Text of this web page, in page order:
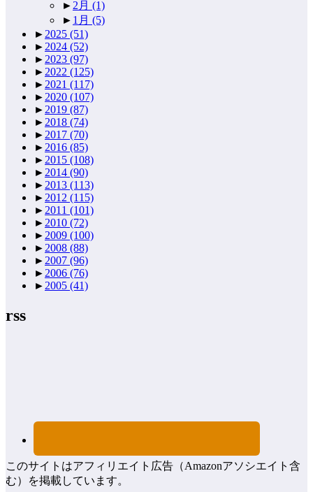
► 2月 (1)
► 1月 (5)
► 2025 (51)
► 2024 (52)
► 2023 (97)
► 2022 (125)
► 2021 (117)
► 2020 (107)
► 2019 (87)
► 2018 (74)
► 2017 (70)
► 2016 (85)
► 2015 (108)
► 2014 (90)
► 2013 (113)
► 2012 (115)
► 2011 (101)
► 2010 (72)
► 2009 (100)
► 2008 (88)
► 2007 (96)
► 2006 (76)
► 2005 (41)
rss
このサイトはアフィリエイト広告（Amazonアソシエイト含
む）を掲載しています。